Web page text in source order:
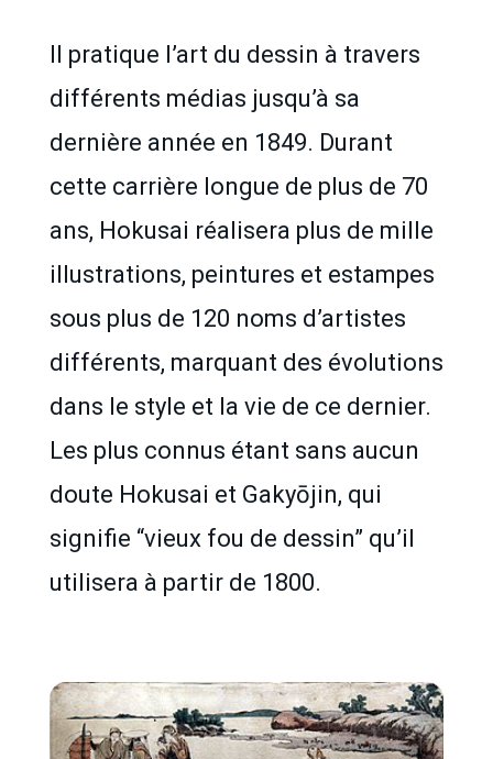
Il pratique l’art du dessin à travers
différents médias jusqu’à sa
dernière année en 1849. Durant
cette carrière longue de plus de 70
ans, Hokusai réalisera plus de mille
illustrations, peintures et estampes
sous plus de 120 noms d’artistes
différents, marquant des évolutions
dans le style et la vie de ce dernier.
Les plus connus étant sans aucun
doute Hokusai et Gakyōjin, qui
signifie “vieux fou de dessin” qu’il
utilisera à partir de 1800.